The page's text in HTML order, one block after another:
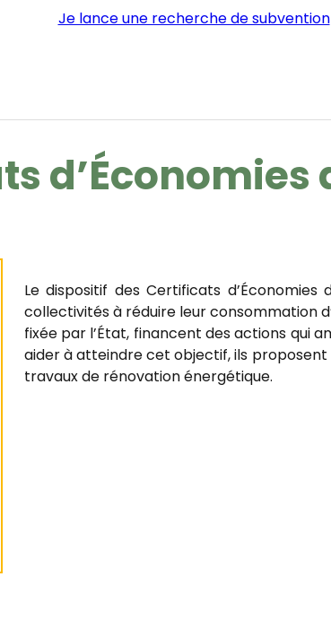
Je lance une recherche de subvention
d’Économies
Le dispositif des Certificats
collectivités à réduire leur consommation
fixée par l’État, financent des actions qui
aider à atteindre cet objectif, ils
travaux de rénovation énergétique.